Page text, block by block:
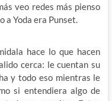
veo redes más pienso
a Yoda era Punset.
hace lo que hacen
cerca: le cuentan su
y todo eso mientras le
si entendiera algo de